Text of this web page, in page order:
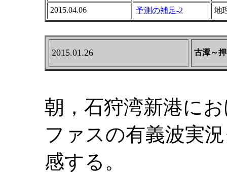
2015.04.06
予測の補足-2 地
2015.01.26 古潭～
朝，石狩湾新港に
ファスの有義波実
感する。